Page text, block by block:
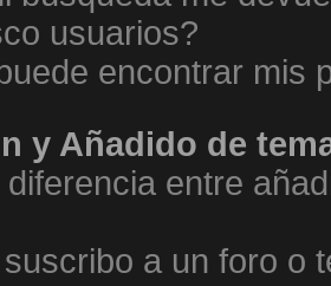
usuarios?
encontrar mis
y Añadido de
entre
a un foro o